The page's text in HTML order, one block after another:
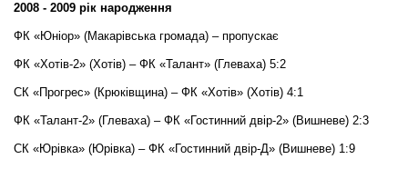
2008 - 2009 рік народження
ФК «Юніор» (Макарівська громада) – пропускає
ФК «Хотів-2» (Хотів) – ФК «Талант» (Глеваха) 5:2
СК «Прогрес» (Крюківщина) – ФК «Хотів» (Хотів) 4:1
ФК «Талант-2» (Глеваха) – ФК «Гостинний двір-2» (Вишневе) 2:3
СК «Юрівка» (Юрівка) – ФК «Гостинний двір-Д» (Вишневе) 1:9